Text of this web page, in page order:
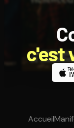
c'est
Accueil